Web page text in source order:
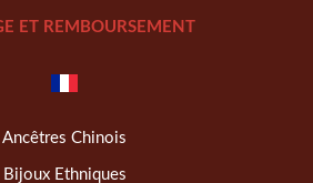
ET REMBOURSEMENT
Ancêtres Chinois
Bijoux Ethniques